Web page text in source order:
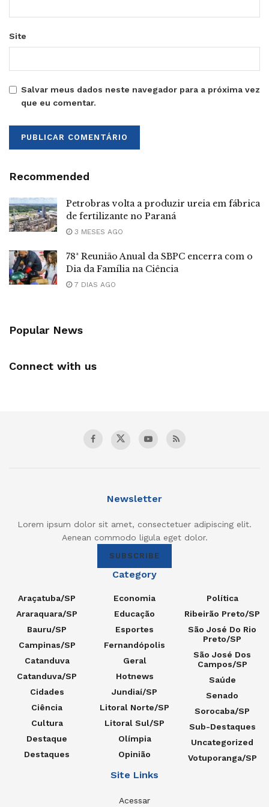
Site
Salvar meus dados neste navegador para a próxima vez
que eu comentar.
Recommended
Petrobras volta a produzir ureia em fábrica
de fertilizante no Paraná
3 MESES AGO
78ª Reunião Anual da SBPC encerra com o
Dia da Família na Ciência
7 DIAS AGO
Popular News
Connect with us
Newsletter
Lorem ipsum dolor sit amet, consectetuer adipiscing elit.
Aenean commodo ligula eget dolor.
SUBSCRIBE
Category
Araçatuba/SP
Araraquara/SP
Bauru/SP
Campinas/SP
Catanduva
Catanduva/SP
Cidades
Ciência
Cultura
Destaque
Destaques
Economia
Educação
Esportes
Fernandópolis
Geral
Hotnews
Jundiaí/SP
Litoral Norte/SP
Litoral Sul/SP
Olímpia
Opinião
Política
Ribeirão Preto/SP
São José Do Rio
Preto/SP
São José Dos
Campos/SP
Saúde
Senado
Sorocaba/SP
Sub-Destaques
Uncategorized
Votuporanga/SP
Site Links
Acessar